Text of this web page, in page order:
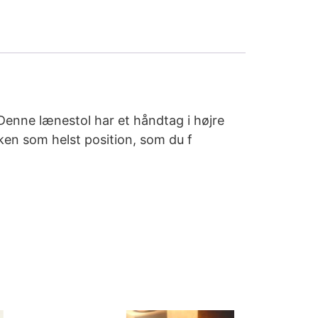
lænestol har et håndtag i højre
som helst position, som du f